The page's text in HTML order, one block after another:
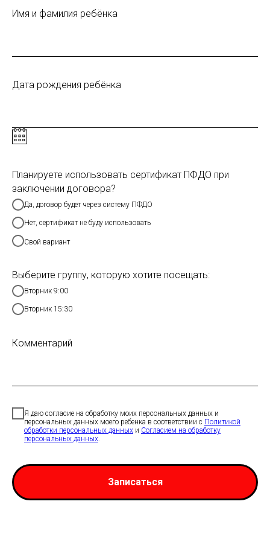
Имя и фамилия ребёнка
Дата рождения ребёнка
Планируете использовать сертификат ПФДО при
заключении договора?
Да, договор будет через систему ПФДО
Нет, сертификат не буду использовать
Свой вариант
Выберите группу, которую хотите посещать:
Вторник 9:00
Вторник 15:30
Комментарий
Я даю согласие на обработку моих персональных данных и
персональных данных моего ребенка в соответствии с Политикой
обработки персональных данных и Согласием на обработку
персональных данных.
Записаться